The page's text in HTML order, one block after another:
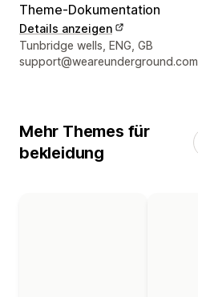
Theme-Dokumentation
Details anzeigen
Designer-Kontaktdaten
Tunbridge wells, ENG, GB
support@weareunderground.com
Mehr Themes für
bekleidung